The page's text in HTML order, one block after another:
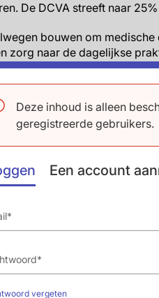
Deze inhoud is alleen
geregistreerde gebruikers.
Een account
vergeten
De DCVA streeft naar
bouwen om
zorg naar de dagelijkse
diagnostische
Vereniging Voor
en zich nog ontwikkelende
ernstige aandoeningen
kunnen worden. Te
bloedvaten. Of aan een
om erger te
van behandelingen
de DCVA de komende
De twaalf partners
te brengen, met elkaar én